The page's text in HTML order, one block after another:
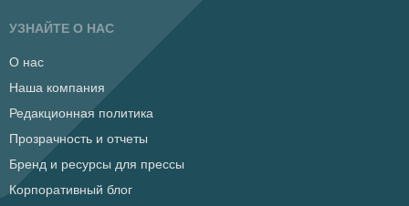
УЗНАЙТЕ О НАС
О нас
Наша компания
Редакционная политика
Прозрачность и отчеты
Бренд и ресурсы для прессы
Корпоративный блог